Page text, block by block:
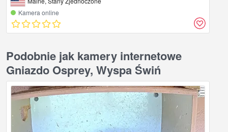
Kamera online
Podobnie jak kamery internetowe
Gniazdo Osprey, Wyspa Świń